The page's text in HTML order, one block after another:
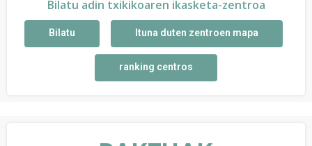
Bilatu adin txikikoaren ikasketa-zentroa
Bilatu Ituna duten zentroen mapa
ranking centros